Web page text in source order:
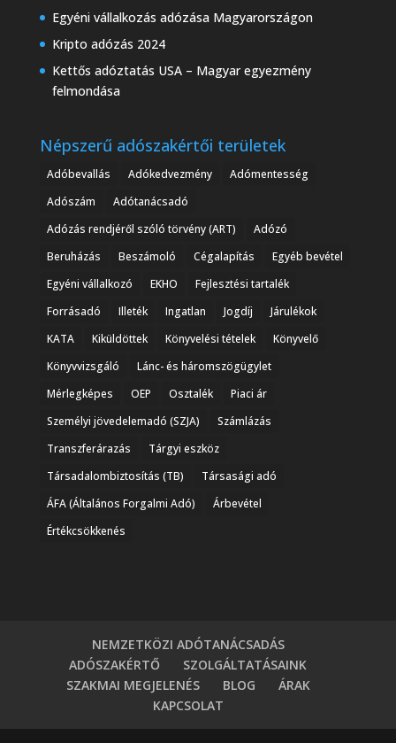
Egyéni vállalkozás adózása Magyarországon
Kripto adózás 2024
Kettős adóztatás USA – Magyar egyezmény
felmondása
Népszerű adószakértői területek
Adóbevallás Adókedvezmény
Adómentesség
Adószám
Adótanácsadó
Adózás rendjéről szóló törvény (ART)
Adózó
Beruházás
Beszámoló Cégalapítás
Egyéb bevétel
Egyéni vállalkozó
EKHO
Fejlesztési tartalék
Forrásadó
Illeték Ingatlan Jogdíj
Járulékok
KATA
Kiküldöttek Könyvelési tételek
Könyvelő
Könyvvizsgáló
Lánc- és háromszögügylet
Mérlegképes
OEP Osztalék
Piaci ár
Személyi jövedelemadó (SZJA)
Számlázás
Transzferárazás
Tárgyi eszköz
Társadalombiztosítás (TB)
Társasági adó
ÁFA (Általános Forgalmi Adó)
Árbevétel
Értékcsökkenés
NEMZETKÖZI ADÓTANÁCSADÁS
ADÓSZAKÉRTŐ
SZOLGÁLTATÁSAINK
SZAKMAI MEGJELENÉS
BLOG
ÁRAK
KAPCSOLAT